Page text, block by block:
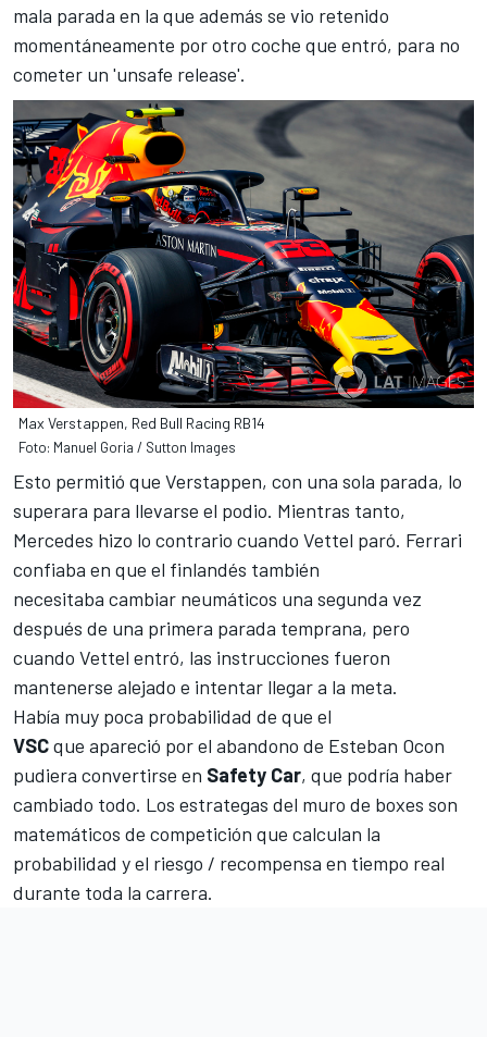
mala parada en la que además se vio retenido
momentáneamente por otro coche que entró, para no
cometer un 'unsafe release'.
Max Verstappen, Red Bull Racing RB14
Foto: Manuel Goria / Sutton Images
Esto permitió que Verstappen, con una sola parada, lo
superara para llevarse el podio. Mientras tanto,
Mercedes hizo lo contrario cuando Vettel paró. Ferrari
confiaba en que el finlandés también
necesitaba cambiar neumáticos una segunda vez
después de una primera parada temprana, pero
cuando Vettel entró, las instrucciones fueron
mantenerse alejado e intentar llegar a la meta.
Había muy poca probabilidad de que el
VSCque apareció por el abandono de Esteban Ocon
pudiera convertirse en Safety Car, que podría haber
cambiado todo. Los estrategas del muro de boxes son
matemáticos de competición que calculan la
probabilidad y el riesgo / recompensa en tiempo real
durante toda la carrera.